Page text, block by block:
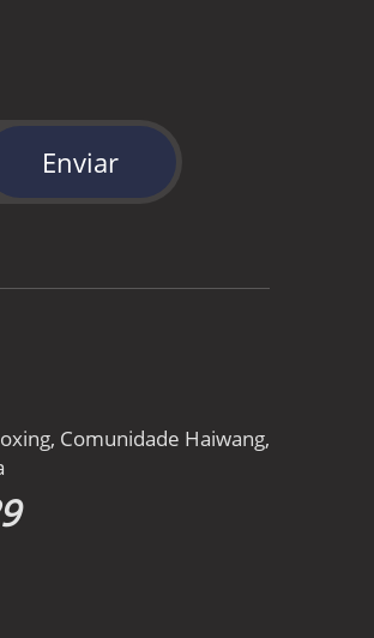
Enviar
Comunidade Haiwang,